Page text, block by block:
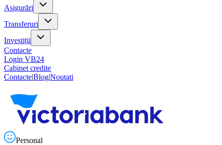
Asigurări
Transferuri
Investiții
Contacte
Login VB24
Cabinet credite
Contacte|Blog|Noutati
Personal